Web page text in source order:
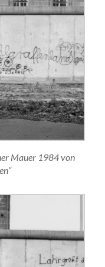
Mauer 1984 von